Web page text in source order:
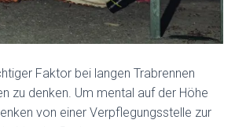
Faktor bei langen Trabrennen
zu denken. Um mental auf der Höhe
von einer Verpflegungsstelle zur